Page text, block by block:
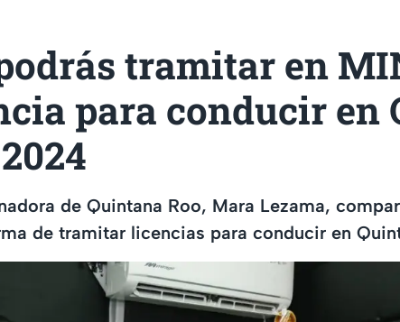
tramitar en
para conducir en
de Quintana Roo, Mara Lezama,
de tramitar licencias para conducir en